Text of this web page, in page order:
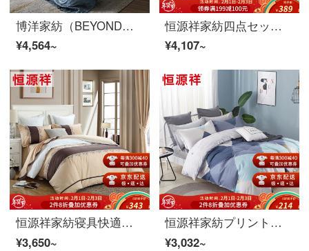
博洋家紡（BEYOND）四点セットの綿ペアストライプ無地シンプルな欧式軽奢な大ブーケ布団カバーシーツセット1.8 mティル
¥4,564~
恒源祥家紡四点セットの純綿刺繍の全綿60本の糸は柔らかくて、1.5/1.8メートルのダブルベッドセットのシーツは古徳莫（ミカン）1.8メートルのベッド/布団カバーの220*240 cmです。
¥4,107~
恒源祥家紡寝具快適刺繍綿四点セット全綿ベッドの上に四点セットのベッド用品セットの水流年1.5メートルベッド/布団カバー200*230 cm
¥3,650~
恒源祥家紡プリント綿の4点セットファッション的なチェック柄のセット1.5/1.8メートルベッド用品のプラトン-ブルー【店長オススメ】1.8メートルベッド/布団セット220*240 cm
¥3,032~